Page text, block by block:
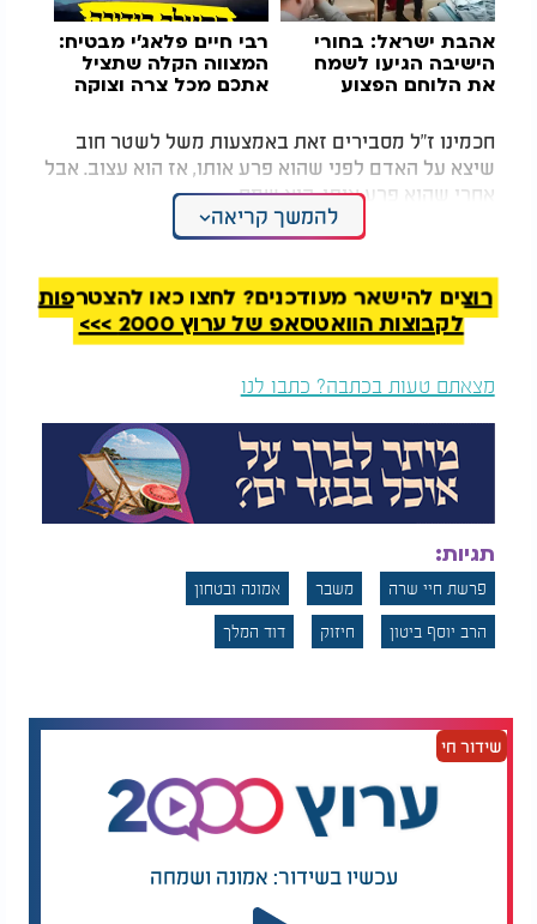
אהבת ישראל: בחורי
הישיבה הגיעו לשמח
את הלוחם הפצוע
רבי חיים פלאג'י מבטיח:
המצווה הקלה שתציל
אתכם מכל צרה וצוקה
חכמינו ז"ל מסבירים זאת באמצעות משל לשטר חוב
שיצא על האדם לפני שהוא פרע אותו, אז הוא עצוב. אבל
אחרי שהוא פרע אותו, הוא שמח.
אותו דבר עם דוד המלך עליו השלום: כשהקב"ה אמר לו:
ידע מי, אולי עבד, אולי ממזר, הוא לא ירחם עליי! אבל
עכשיו, שהוא יודע שזה אבשלום בנו, הוא אומר מזמור.
אבל לכאורה זה גרוע, שבנו של אדם רודף אותו, ועוד
כדי להורגו. אלא מה? דוד מחנך אותנו, שבכל מקרה
עלינו למצוא את נקודת האור שבתוך החשיכה, והאור
הוא שהבן ירחם עליו יותר מעבד.
וכך בכל מה שהקב"ה עושה, צריך למצוא את האור גם
במקרה של אובדן".
להמשך קריאה
רוצים להישאר מעודכנים? לחצו כאן להצטרפות
לקבוצות הוואטסאפ של ערוץ 2000 >>>
מצאתם טעות בכתבה? כתבו לנו
תגיות:
פרשת חיי שרה משבר
אמונה ובטחון
הרב יוסף ביטון
חיזוק דוד המלך
שידור חי
עכשיו בשידור: אמונה ושמחה